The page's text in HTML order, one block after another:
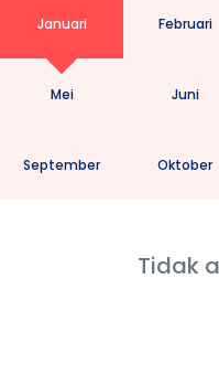
Januari Februari
Mei Juni
September Oktober
Tidak